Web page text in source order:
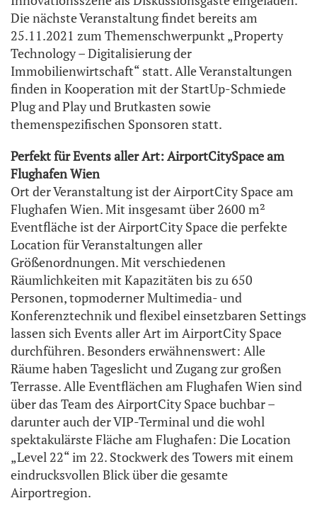
Die nächste Veranstaltung findet bereits am
25.11.2021 zum Themenschwerpunkt „Property
Technology – Digitalisierung der
Immobilienwirtschaft“ statt. Alle Veranstaltungen
finden in Kooperation mit der StartUp-Schmiede
Plug and Play und Brutkasten sowie
themenspezifischen Sponsoren statt.
Perfekt für Events aller Art: AirportCitySpace am
Flughafen Wien
Ort der Veranstaltung ist der AirportCity Space am
Flughafen Wien. Mit insgesamt über 2600 m²
Eventfläche ist der AirportCity Space die perfekte
Location für Veranstaltungen aller
Größenordnungen. Mit verschiedenen
Räumlichkeiten mit Kapazitäten bis zu 650
Personen, topmoderner Multimedia- und
Konferenztechnik und flexibel einsetzbaren Settings
lassen sich Events aller Art im AirportCity Space
durchführen. Besonders erwähnenswert: Alle
Räume haben Tageslicht und Zugang zur großen
Terrasse. Alle Eventflächen am Flughafen Wien sind
über das Team des AirportCity Space buchbar –
darunter auch der VIP-Terminal und die wohl
spektakulärste Fläche am Flughafen: Die Location
„Level 22“ im 22. Stockwerk des Towers mit einem
eindrucksvollen Blick über die gesamte
Airportregion.